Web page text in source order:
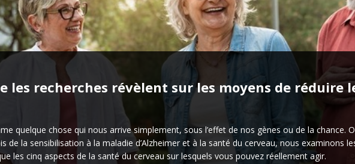
les recherches révèlent sur les moyens de réduire
quelque chose qui nous arrive simplement, sous l’effet de nos gènes ou de la chance.
de la sensibilisation à la maladie d’Alzheimer et à la santé du cerveau, nous examinons
les cinq aspects de la santé du cerveau sur lesquels vous pouvez réellement agir.